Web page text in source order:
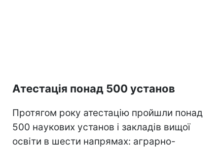
Атестація понад 500 установ
Протягом року атестацію пройшли понад
500 наукових установ і закладів вищої
освіти в шести напрямах: аграрно-